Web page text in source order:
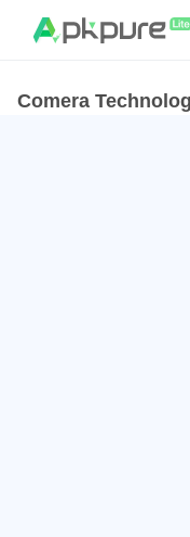
Comera